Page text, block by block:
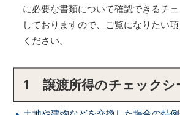
に必要な書類について確認できるチ
しておりますので、ご覧になりたい
ください。
1 譲渡所得のチェックシ